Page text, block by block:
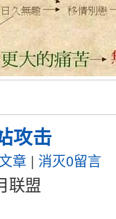
攻击
章 | 消灭0留言
盟